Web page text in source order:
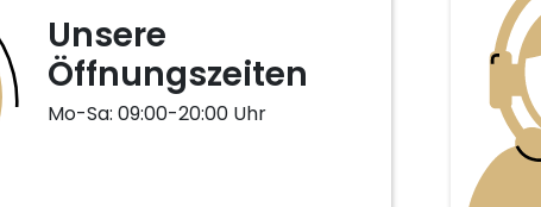
Unsere
Öffnungszeiten
Mo-Sa: 09:00-20:00 Uhr